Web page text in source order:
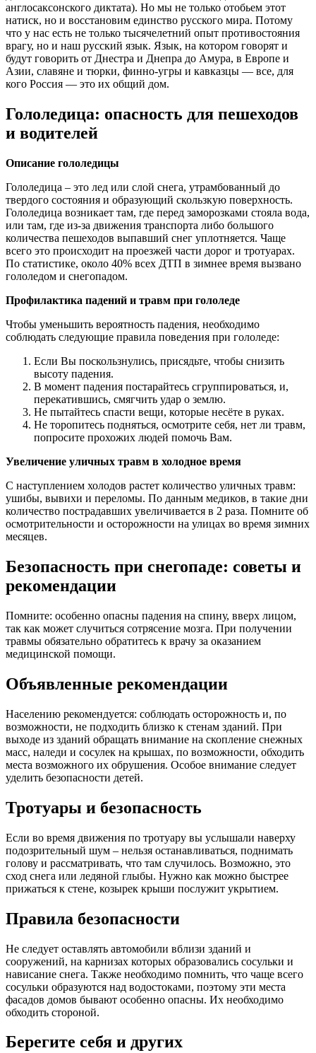
англосаксонского диктата). Но мы не только отобьем этот
натиск, но и восстановим единство русского мира. Потому
что у нас есть не только тысячелетний опыт противостояния
врагу, но и наш русский язык. Язык, на котором говорят и
будут говорить от Днестра и Днепра до Амура, в Европе и
Азии, славяне и тюрки, финно-угры и кавказцы — все, для
кого Россия — это их общий дом.
Гололедица: опасность для пешеходов
и водителей
Описание гололедицы
Гололедица – это лед или слой снега, утрамбованный до
твердого состояния и образующий скользкую поверхность.
Гололедица возникает там, где перед заморозками стояла вода,
или там, где из-за движения транспорта либо большого
количества пешеходов выпавший снег уплотняется. Чаще
всего это происходит на проезжей части дорог и тротуарах.
По статистике, около 40% всех ДТП в зимнее время вызвано
гололедом и снегопадом.
Профилактика падений и травм при гололеде
Чтобы уменьшить вероятность падения, необходимо
соблюдать следующие правила поведения при гололеде:
Если Вы поскользнулись, присядьте, чтобы снизить
высоту падения.
В момент падения постарайтесь сгруппироваться, и,
перекатившись, смягчить удар о землю.
Не пытайтесь спасти вещи, которые несёте в руках.
Не торопитесь подняться, осмотрите себя, нет ли травм,
попросите прохожих людей помочь Вам.
Увеличение уличных травм в холодное время
С наступлением холодов растет количество уличных травм:
ушибы, вывихи и переломы. По данным медиков, в такие дни
количество пострадавших увеличивается в 2 раза. Помните об
осмотрительности и осторожности на улицах во время зимних
месяцев.
Безопасность при снегопаде: советы и
рекомендации
Помните: особенно опасны падения на спину, вверх лицом,
так как может случиться сотрясение мозга. При получении
травмы обязательно обратитесь к врачу за оказанием
медицинской помощи.
Объявленные рекомендации
Населению рекомендуется: соблюдать осторожность и, по
возможности, не подходить близко к стенам зданий. При
выходе из зданий обращать внимание на скопление снежных
масс, наледи и сосулек на крышах, по возможности, обходить
места возможного их обрушения. Особое внимание следует
уделить безопасности детей.
Тротуары и безопасность
Если во время движения по тротуару вы услышали наверху
подозрительный шум – нельзя останавливаться, поднимать
голову и рассматривать, что там случилось. Возможно, это
сход снега или ледяной глыбы. Нужно как можно быстрее
прижаться к стене, козырек крыши послужит укрытием.
Правила безопасности
Не следует оставлять автомобили вблизи зданий и
сооружений, на карнизах которых образовались сосульки и
нависание снега. Также необходимо помнить, что чаще всего
сосульки образуются над водостоками, поэтому эти места
фасадов домов бывают особенно опасны. Их необходимо
обходить стороной.
Берегите себя и других